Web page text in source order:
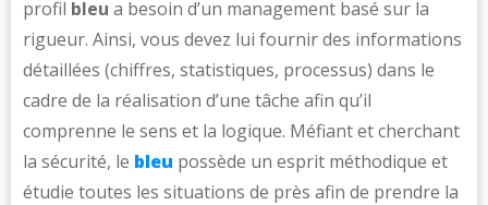
profil bleu a besoin d’un management basé sur la
rigueur. Ainsi, vous devez lui fournir des informations
détaillées (chiffres, statistiques, processus) dans le
cadre de la réalisation d’une tâche afin qu’il
comprenne le sens et la logique. Méfiant et cherchant
la sécurité, le bleu possède un esprit méthodique et
étudie toutes les situations de près afin de prendre la